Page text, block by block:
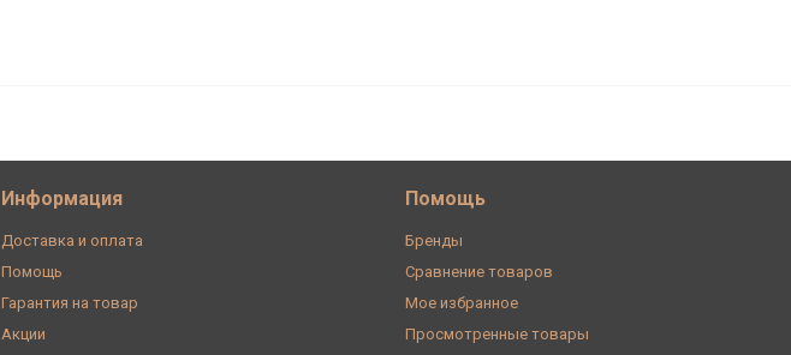
Информация
Доставка и оплата
Помощь
Гарантия на товар
Акции
Помощь
Бренды
Сравнение товаров
Мое избранное
Просмотренные товары